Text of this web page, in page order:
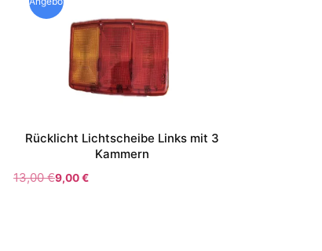
Rücklicht Lichtscheibe Links mit 3
Kammern
13,00€9,00€